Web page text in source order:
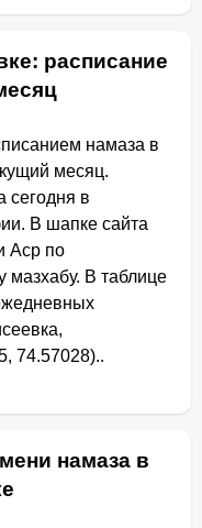
расписание
намаза в
месяц.
сегодня в
В шапке сайта
Аср по
В таблице
74.57028)..
намаза в